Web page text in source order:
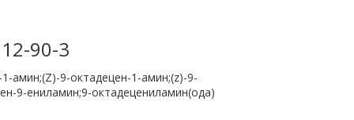
90-3
9-октадецен-1-амин;(z)-9-
9-ениламин;9-октадецениламин(ода)